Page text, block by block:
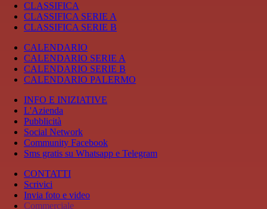
CLASSIFICA
CLASSIFICA SERIE A
CLASSIFICA SERIE B
CALENDARIO
CALENDARIO SERIE A
CALENDARIO SERIE B
CALENDARIO PALERMO
INFO E INIZIATIVE
L'Azienda
Pubblicità
Social Network
Community Facebook
Sms gratis su Whatsapp e Telegram
CONTATTI
Scrivici
Invia foto e video
Commerciale